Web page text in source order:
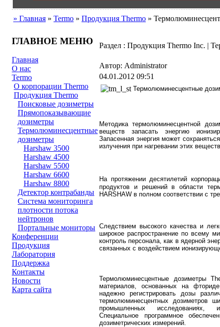
» Главная » Termo » Продукция Thermo »
ГЛАВНОЕ МЕНЮ
Главная
О нас
Termo
О корпорации Thermo
Продукция Thermo
Поисковые дозиметры
Прямопоказывающие
дозиметры
Термолюминесцентные
дозиметры
Harshaw 3500
Harshaw 4500
Harshaw 5500
Harshaw 6600
Harshaw 8800
Детектор контрабанды
Система мониторинга
плотности потока
нейтронов
Портальные мониторы
Конференции
Продукция
Лаборатория
Поддержка
Контакты
Новости
Карта сайта
Раздел : Продукция Thermo Inc. |
Автор: Administrator
04.01.2012 09:51
Термолюминесцентные
Методика термолюминесцентной
веществ запасать энергию
Запасенная энергия может
излучения при нагревании этих
На протяжении десятилетий
продуктов и решений в области
HARSHAW в полном соответствии с
Следствием высокого качества и
широкое распространение по всему
контроль персонала, как в ядерной
связанных с воздействием
Термолюминесцентные дозиметры
материалов, основанных на
надежно регистрировать дозы
термолюминесцентных дозиметров
промышленных
Специальное программное
дозиметрических измерений.